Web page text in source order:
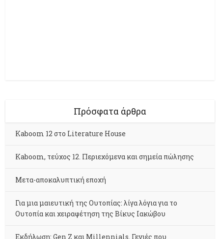
Πρόσφατα άρθρα
Kaboom 12 στο Literature House
Kaboom, τεύχος 12. Περιεχόμενα και σημεία πώλησης
Μετα-αποκαλυπτική εποχή
Για μια μαιευτική της Ουτοπίας: λίγα λόγια για το
Ουτοπία και χειραφέτηση της Βίκυς Ιακώβου
Εκδήλωση: Gen Z και Millennials. Γενιές που